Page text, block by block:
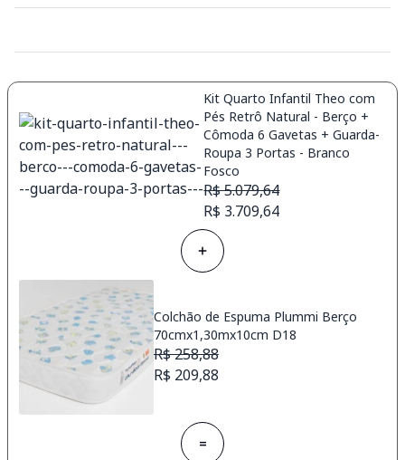
Kit Quarto Infantil Theo com
Pés Retrô Natural - Berço +
Cômoda 6 Gavetas + Guarda-
Roupa 3 Portas - Branco
Fosco
R$ 5.079,64
R$ 3.709,64
Colchão de Espuma Plummi Berço
70cmx1,30mx10cm D18
R$ 258,88
R$ 209,88
=